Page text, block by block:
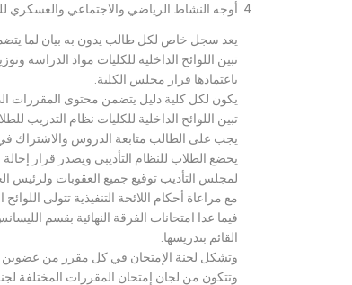
أوجه النشاط الرياضي والاجتماعي والعسكري
يعد سجل خاص لكل طالب يدون به بيان لما
تبين اللوائح الداخلية للكليات مواد
باعتمادها قرار مجلس الكلية.
يكون لكل كلية دليل يتضمن محتوى المقررات
تبين اللوائح الداخلية للكليات نظام التدريب
يجب على الطالب متابعة الدروس والاشتراك في
يخضع الطلاب للنظام التأديبي ويصدر قرار
لمجلس التأديب توقيع جميع العقوبات ولرئيس
مع مراعاة أحكام اللائحة التنفيذية تتولى
فيما عدا امتحانات الفرقة النهائية بقسم
القائم بتدريسها.
وتشكل لجنة الإمتحان في كل مقرر من عضوين
وتتكون من لجان إمتحان المقررات المختلفة